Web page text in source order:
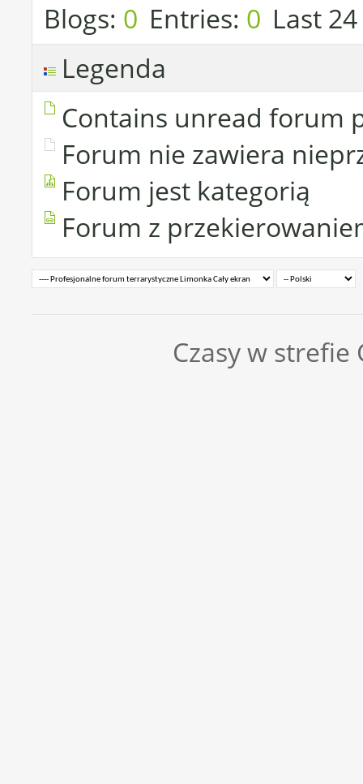
Blogs 0 Entries 0 Last
Legenda
Contains unread forum
Forum nie zawiera
Forum jest kategorią
Forum z
Czasy w